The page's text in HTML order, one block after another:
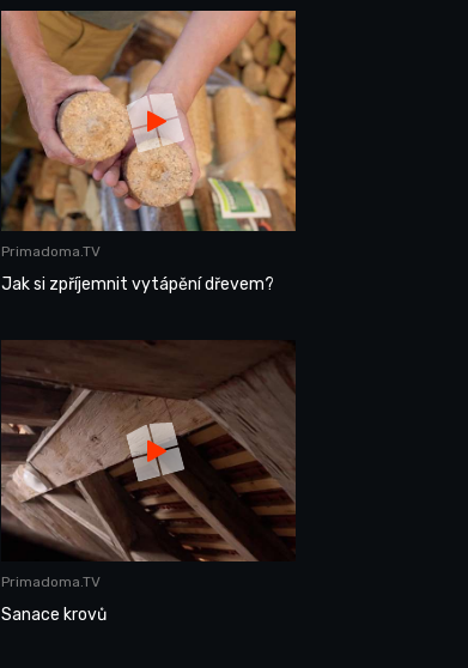
Primadoma.TV
Jak si zpříjemnit vytápění dřevem?
Primadoma.TV
Sanace krovů